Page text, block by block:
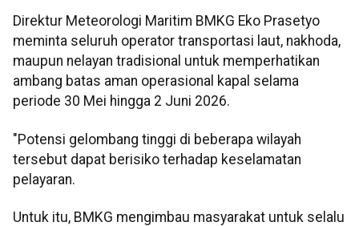
Direktur Meteorologi Maritim BMKG Eko Prasetyo
meminta seluruh operator transportasi laut, nakhoda,
maupun nelayan tradisional untuk memperhatikan
ambang batas aman operasional kapal selama
periode 30 Mei hingga 2 Juni 2026.
"Potensi gelombang tinggi di beberapa wilayah
tersebut dapat berisiko terhadap keselamatan
pelayaran.
Untuk itu, BMKG mengimbau masyarakat untuk selalu